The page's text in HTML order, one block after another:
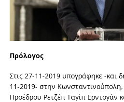
Πρόλογος
Στις 27-11-2019 υπογράφηκε -και
11-2019- στην
Προέδρου Ρετζέπ Ταγίπ Ερντογάν